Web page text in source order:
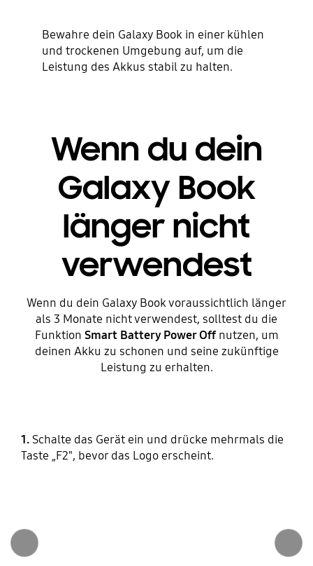
Bewahre dein Galaxy Book in einer kühlen
und trockenen Umgebung auf, um die
Leistung des Akkus stabil zu halten.
Wenn du dein
Galaxy Book
länger nicht
verwendest
Wenn du dein Galaxy Book voraussichtlich länger
als 3 Monate nicht verwendest, solltest du die
Funktion Smart Battery Power Offnutzen, um
deinen Akku zu schonen und seine zukünftige
Leistung zu erhalten.
1.Schalte das Gerät ein und drücke mehrmals die
Taste „F2", bevor das Logo erscheint.